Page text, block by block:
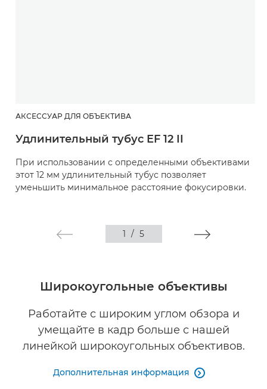
АКСЕССУАР ДЛЯ ОБЪЕКТИВА
Удлинительный тубус EF 12 II
При использовании с определенными объективами
этот 12 мм удлинительный тубус позволяет
уменьшить минимальное расстояние фокусировки.
1 / 5
Широкоугольные объективы
Работайте с широким углом обзора и
умещайте в кадр больше с нашей
линейкой широкоугольных объективов.
Дополнительная информация 